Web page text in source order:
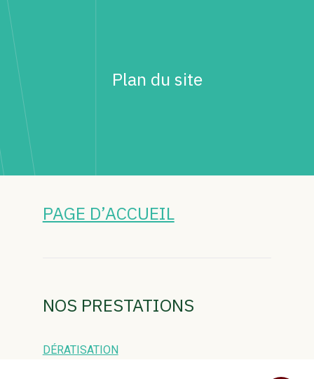
ANTI-FOURMIS DANS LE
MORBIHAN
DÉRATISATION
DESINSECTISATION
DÉSINFECTION
NETTOYAGE SANITAIRE
Plan du site
PAGE D’ACCUEIL
NOS PRESTATIONS
DÉRATISATION